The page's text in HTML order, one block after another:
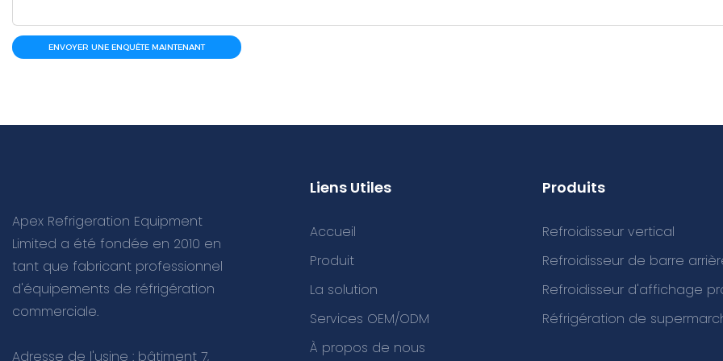
ENVOYER UNE ENQUÊTE MAINTENANT
Apex Refrigeration Equipment
Limited a été fondée en 2010 en
tant que fabricant professionnel
d'équipements de réfrigération
commerciale.
Adresse de l'usine : bâtiment 7,
Liens Utiles
Accueil
Produit
La solution
Services OEM/ODM
À propos de nous
Produits
Refroidisseur vertical
Refroidisseur de barre
Refroidisseur d'affichage
Réfrigération de